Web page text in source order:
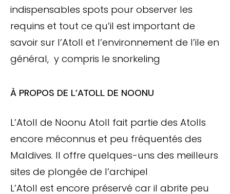
indispensables spots pour observer les
requins et tout ce qu’il est important de
savoir sur l’Atoll et l’environnement de l’ile en
général, y compris le snorkeling
À PROPOS DE L’ATOLL DE NOONU
L’Atoll de Noonu Atoll fait partie des Atolls
encore méconnus et peu fréquentés des
Maldives. Il offre quelques-uns des meilleurs
sites de plongée de l’archipel
L’Atoll est encore préservé car il abrite peu